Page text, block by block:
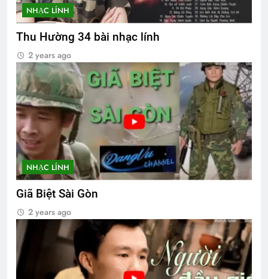
NHẠC LÍNH
Thu Hường 34 bài nhạc lính
2 years ago
NHẠC LÍNH
Giã Biệt Sài Gòn
2 years ago